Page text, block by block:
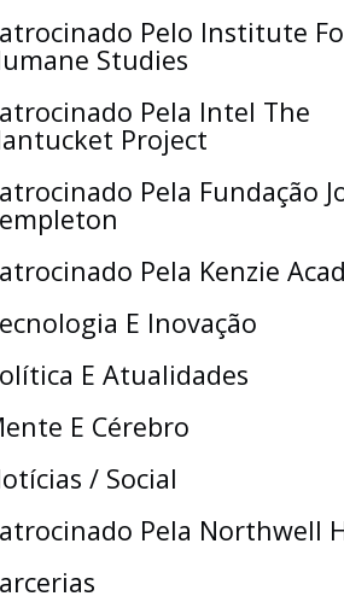
Pelo Institute
Studies
Pela Intel The
Project
Pela Fundação
Pela Kenzie
E Inovação
E Atualidades
E Cérebro
/ Social
Pela Northwell